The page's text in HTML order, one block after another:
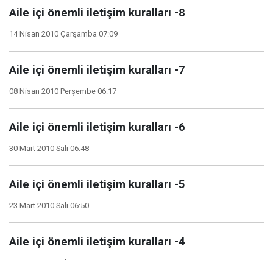
Aile içi önemli iletişim kuralları -8
14 Nisan 2010 Çarşamba 07:09
Aile içi önemli iletişim kuralları -7
08 Nisan 2010 Perşembe 06:17
Aile içi önemli iletişim kuralları -6
30 Mart 2010 Salı 06:48
Aile içi önemli iletişim kuralları -5
23 Mart 2010 Salı 06:50
Aile içi önemli iletişim kuralları -4